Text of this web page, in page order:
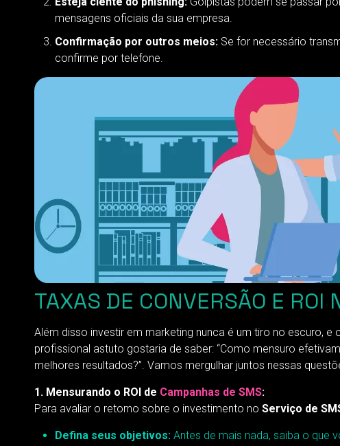
mensagens oficiais da sua empresa.
Confirmação por outros meios:Se for necessário
confirme por telefone.
TAXAS DE CONVERSÃO E ROI
Além disso investir em marketing nunca é um tiro no escuro, e
profissional astuto gostaria de saber: “Como mensuro
melhores resultados?”. Vamos mergulhar juntos nessas
1. Mensurando o ROI de Campanhas de SMS:
Para avaliar o retorno sobre o investimento no Serviço de
Defina seus objetivos:Antes de mais nada, saiba o que